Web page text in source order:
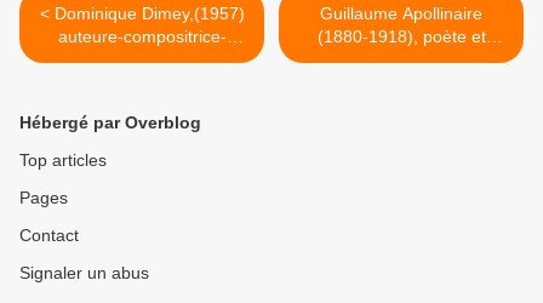
< Dominique Dimey,(1957)
auteure-compositrice-
interprète Française - C’est
Guillaume Apollinaire
(1880-1918), poète et
écrivain français - Les
Hébergé par Overblog
Top articles
Pages
Contact
Signaler un abus